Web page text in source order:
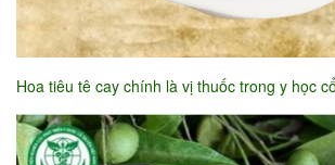
Hoa tiêu tê cay chính là vị thuốc trong y học